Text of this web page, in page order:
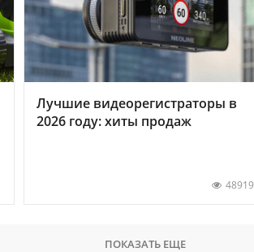
Лучшие видеорегистраторы в
2026 году: хиты продаж
48919
ПОКАЗАТЬ ЕЩЕ